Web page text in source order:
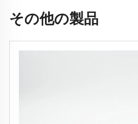
その他の製品